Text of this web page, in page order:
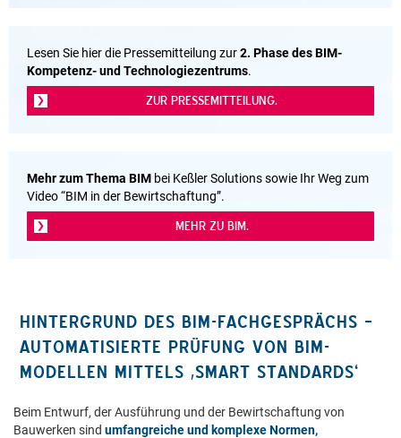
Lesen Sie hier die Pressemitteilung zur2. Phase des BIM-
Kompetenz- und Technologiezentrums.
ZUR PRESSEMITTEILUNG.
Mehr zum Thema BIM bei Keßler Solutions sowie Ihr Weg zum
Video “BIM in der Bewirtschaftung”.
MEHR ZU BIM.
HINTERGRUND DES BIM-FACHGESPRÄCHS –
AUTOMATISIERTE PRÜFUNG VON BIM-
MODELLEN MITTELS ‚SMART STANDARDS‘
Beim Entwurf, der Ausführung und der Bewirtschaftung von
Bauwerken sind umfangreiche und komplexe Normen,